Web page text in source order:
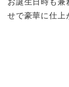
せで豪華に仕上